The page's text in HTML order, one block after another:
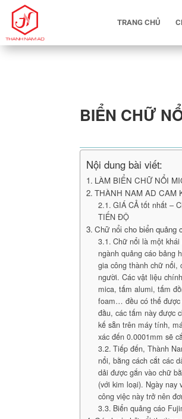
TRANG CHỦ
BIỂN CHỮ
Nội dung bài viết:
LÀM BIỂN CHỮ NỔI
THÀNH NAM AD CAM
GIÁ CẢ tốt nhất –
TIẾN ĐỘ
Chữ nổi cho biển quảng
Chữ nổi là một
ngành quảng cáo bảng
gia công thành chữ nổi,
người. Các vật liệu
mica, tấm alumi, tấm
foam… đều có thể được
đầu, các tấm này được
kế sẵn trên máy tính,
xác đến 0.0001mm sẽ
Tiếp đến, Thành
nổi, bằng cách cắt các
dải được gắn vào chữ
(với kim loại). Ngày nay
công việc này trở nên
Biển quảng cáo